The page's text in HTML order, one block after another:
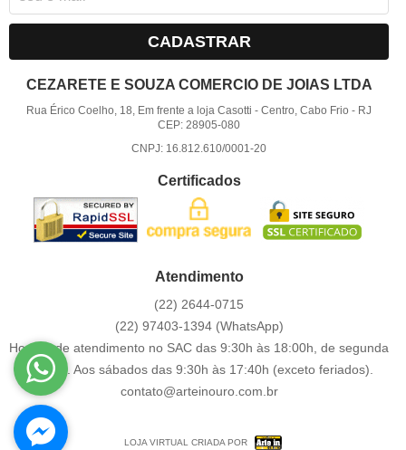
CADASTRAR
CEZARETE E SOUZA COMERCIO DE JOIAS LTDA
Rua Érico Coelho, 18, Em frente a loja Casotti -Centro, Cabo Frio - RJ
CEP: 28905-080
CNPJ: 16.812.610/0001-20
Certificados
Atendimento
(22) 2644-0715
(22) 97403-1394 (WhatsApp)
Horário de atendimento no SAC das 9:30h às 18:00h, de segunda
a sexta. Aos sábados das 9:30h às 17:40h (exceto feriados).
contato@arteinouro.com.br
LOJA VIRTUAL CRIADA POR